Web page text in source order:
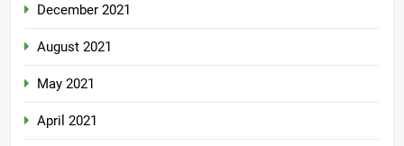
December 2021
August 2021
May 2021
April 2021